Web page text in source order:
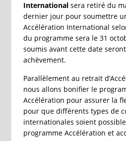
Internationalsera retiré du
dernier jour pour soumettre
Accélération International
du programme sera le 31
soumis avant cette date
achèvement.
Parallèlement au retrait
nous allons bonifier le
Accélération pour assurer la
pour que différents types de
internationales soient
programme Accélération et